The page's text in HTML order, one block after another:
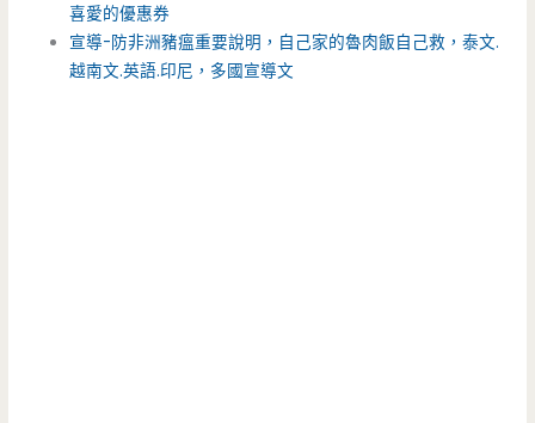
喜愛的優惠券
宣導-防非洲豬瘟重要說明，自己家的魯肉飯自己救，泰文.
越南文.英語.印尼，多國宣導文